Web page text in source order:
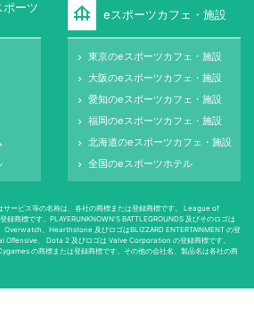
ポーツ
foundation eスポーツカフェ・施設
keyboard_arrow_right 東京のeスポーツカフェ・施設
keyboard_arrow_right 大阪のeスポーツカフェ・施設
keyboard_arrow_right 愛知のeスポーツカフェ・施設
keyboard_arrow_right 福岡のeスポーツカフェ・施設
keyboard_arrow_right 北海道のeスポーツカフェ・施設
keyboard_arrow_right 全国のeスポーツホテル
サービス等の名称は、各社の商標または登録商標です。 League of
商標です。PLAYERUNKNOWN'S BATTLEGROUNDS 及びそのロゴは
、Hearthstone 及びロゴはBLIZZARD ENTERTAINMENT の登
、 Dota 2 及びロゴは Valve Corporation の登録商標です。
の商標または登録商標です。その他の会社名、製品名は各社の商